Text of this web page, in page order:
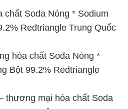
Bột 99.2% Redtriangle
thương mại hóa chất Soda
Dạng Bột 99.2%
China
– CÔNG TY HÓA CHẤT